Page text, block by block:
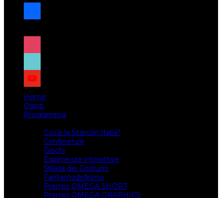
facebook
x
instagram
tiktok
youtube
Home
Ospiti
Programma
Cos’è la Starcon Italia?
Conferenze
Giochi
Esperienze interattive
Sfilata dei Costumi
Fantamodellismo
Premio OMEGA SHORT
Premio OMEGA GRAPHICS